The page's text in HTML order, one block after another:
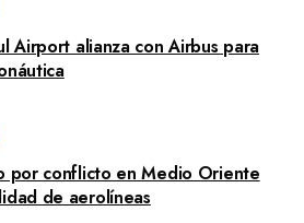
Airport alianza con Airbus para
por conflicto en Medio Oriente
de aerolíneas